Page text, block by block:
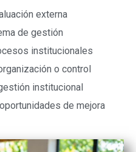
externa
de gestión
institucionales
o control
institucional
de mejora